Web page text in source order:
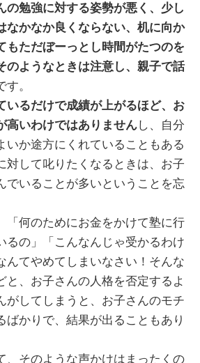
の勉強に対する姿勢が悪く、少し
なかなか良くならない、机に向か
もただぼーっとし時間がたつのを
のようなときは注意し、親子で話
す。
いるだけで成績が上がるほど、お
高いわけではありませんし、自分
いか途方にくれていることもある
対して叱りたくなるときは、お子
でいることが多いということを忘
「何のためにお金をかけて塾に行
るの」「こんなんじゃ受かるわけ
んてやめてしまいなさい！そんな
と、お子さんの人格を否定するよ
がしてしまうと、お子さんのモチ
ばかりで、結果が出ることもあり
、そのような声かけはまったくの